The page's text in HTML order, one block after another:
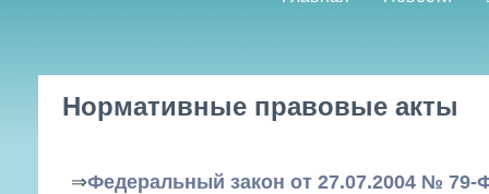
Нормативные правовые акты
⇒Федеральный закон от 27.07.2004 №